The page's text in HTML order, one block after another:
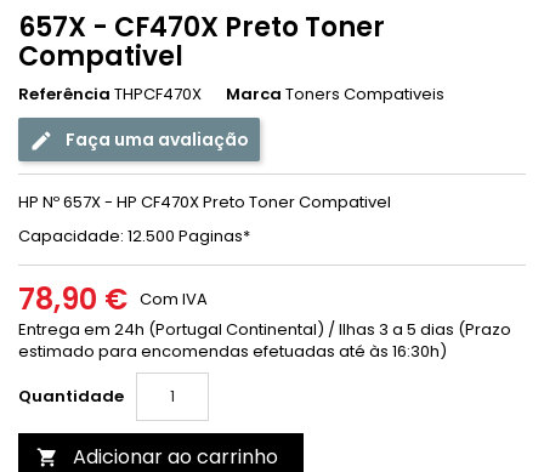
657X - CF470X Preto Toner
Compativel
Referência THPCF470X Marca Toners Compativeis
Faça uma avaliação
HP Nº 657X - HP CF470X Preto Toner Compativel
Capacidade: 12.500 Paginas*
78,90 € Com IVA
Entrega em 24h (Portugal Continental) / Ilhas 3 a 5 dias (Prazo
estimado para encomendas efetuadas até às 16:30h)
Quantidade
 Adicionar ao carrinho